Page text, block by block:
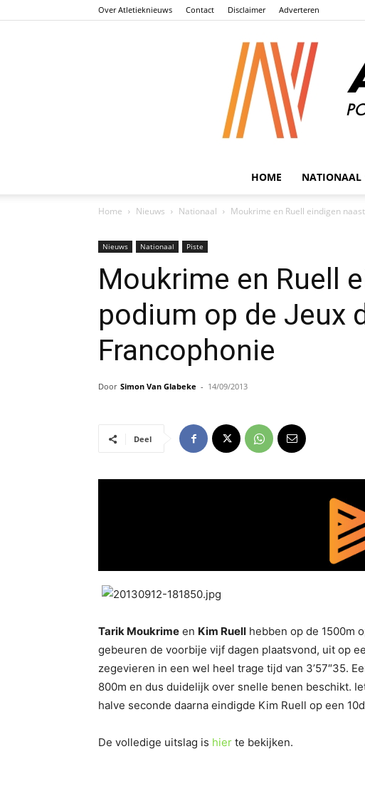
Over Atletieknieuws Contact Disclaimer Adverteren
HOME NATIONAAL
Home Nieuws Nationaal Moukrime en Ruell eindigen
Nieuws Nationaal Piste
Moukrime en Ruell
podium op de Jeux
Francophonie
Door Simon Van Glabeke - 14/09/2013
Deel
Tarik Moukrime en Kim Ruell hebben op de 1500m
gebeuren de voorbije vijf dagen plaatsvond, uit op
zegevieren in een wel heel trage tijd van 3’57″35.
800m en dus duidelijk over snelle benen beschikt.
halve seconde daarna eindigde Kim Ruell op een
De volledige uitslag is hier te bekijken.